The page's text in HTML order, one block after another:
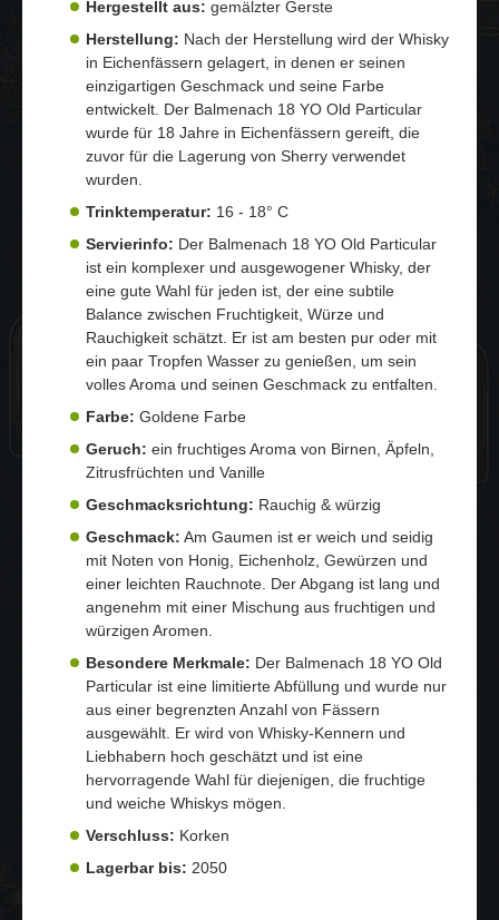
Hergestellt aus: gemälzter Gerste
Herstellung: Nach der Herstellung wird der Whisky
in Eichenfässern gelagert, in denen er seinen
einzigartigen Geschmack und seine Farbe
entwickelt. Der Balmenach 18 YO Old Particular
wurde für 18 Jahre in Eichenfässern gereift, die
zuvor für die Lagerung von Sherry verwendet
wurden.
Trinktemperatur: 16 - 18° C
Servierinfo: Der Balmenach 18 YO Old Particular
ist ein komplexer und ausgewogener Whisky, der
eine gute Wahl für jeden ist, der eine subtile
Balance zwischen Fruchtigkeit, Würze und
Rauchigkeit schätzt. Er ist am besten pur oder mit
ein paar Tropfen Wasser zu genießen, um sein
volles Aroma und seinen Geschmack zu entfalten.
Farbe: Goldene Farbe
Geruch: ein fruchtiges Aroma von Birnen, Äpfeln,
Zitrusfrüchten und Vanille
Geschmacksrichtung: Rauchig & würzig
Geschmack: Am Gaumen ist er weich und seidig
mit Noten von Honig, Eichenholz, Gewürzen und
einer leichten Rauchnote. Der Abgang ist lang und
angenehm mit einer Mischung aus fruchtigen und
würzigen Aromen.
Besondere Merkmale: Der Balmenach 18 YO Old
Particular ist eine limitierte Abfüllung und wurde nur
aus einer begrenzten Anzahl von Fässern
ausgewählt. Er wird von Whisky-Kennern und
Liebhabern hoch geschätzt und ist eine
hervorragende Wahl für diejenigen, die fruchtige
und weiche Whiskys mögen.
Verschluss: Korken
Lagerbar bis: 2050